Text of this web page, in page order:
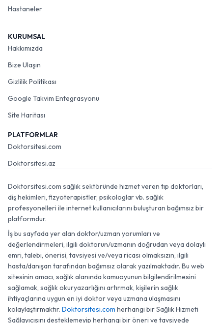
Hastaneler
KURUMSAL
Hakkımızda
Bize Ulaşın
Gizlilik Politikası
Google Takvim Entegrasyonu
Site Haritası
PLATFORMLAR
Doktorsitesi.com
Doktorsitesi.az
Doktorsitesi.com sağlık sektöründe hizmet veren tıp doktorları,
diş hekimleri, fizyoterapistler, psikologlar vb. sağlık
profesyonelleri ile internet kullanıcılarını buluşturan bağımsız bir
platformdur.
İş bu sayfada yer alan doktor/uzman yorumları ve
değerlendirmeleri, ilgili doktorun/uzmanın doğrudan veya dolaylı
emri, talebi, önerisi, tavsiyesi ve/veya ricası olmaksızın, ilgili
hasta/danışan tarafından bağımsız olarak yazılmaktadır. Bu web
sitesinin amacı, sağlık alanında kamuoyunun bilgilendirilmesini
sağlamak, sağlık okuryazarlığını artırmak, kişilerin sağlık
ihtiyaçlarına uygun en iyi doktor veya uzmana ulaşmasını
kolaylaştırmaktır. Doktorsitesi.com herhangi bir Sağlık Hizmeti
Sağlayıcısını desteklemeyip herhangi bir öneri ve tavsiyede